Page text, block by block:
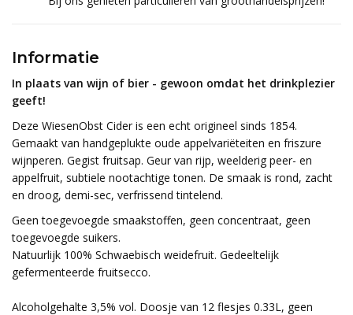
Informatie
In plaats van wijn of bier - gewoon omdat het drinkplezier
geeft!
Deze WiesenObst Cider is een echt origineel sinds 1854.
Gemaakt van handgeplukte oude appelvariëteiten en friszure
wijnperen. Gegist fruitsap. Geur van rijp, weelderig peer- en
appelfruit, subtiele nootachtige tonen. De smaak is rond, zacht
en droog, demi-sec, verfrissend tintelend.
Geen toegevoegde smaakstoffen, geen concentraat, geen
toegevoegde suikers.
Natuurlijk 100% Schwaebisch weidefruit. Gedeeltelijk
gefermenteerde fruitsecco.
Alcoholgehalte 3,5% vol. Doosje van 12 flesjes 0.33L, geen